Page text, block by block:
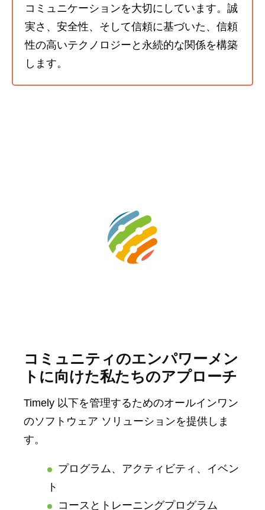
コミュニケーションを大切にしています。誠
実さ、安全性、そして信頼に基づいた、信頼
性の高いテクノロジーと永続的な関係を構築
します。
コミュニティのエンパワーメン
トに向けた私たちのアプローチ
Timely 以下を管理するためのオールインワン
のソフトウェア ソリューションを提供しま
す。
プログラム、アクティビティ、イベン
ト
コースとトレーニングプログラム